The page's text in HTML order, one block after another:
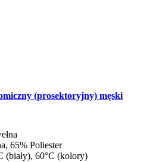
(prosektoryjny) męski
65% Poliester
(biały), 60°C (kolory)